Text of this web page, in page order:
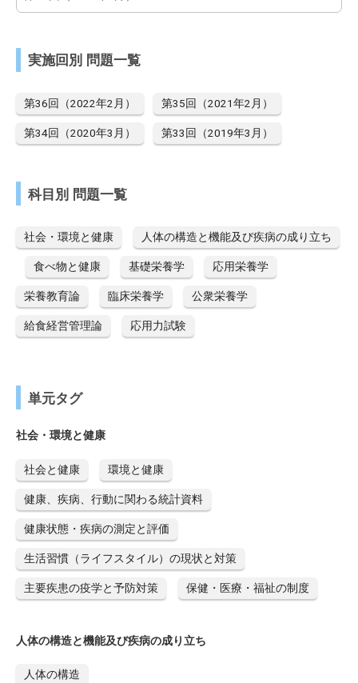
実施回別 問題一覧
第36回（2022年2月） 第35回（2021年2月）
第34回（2020年3月） 第33回（2019年3月）
科目別 問題一覧
社会・環境と健康 人体の構造と機能及び疾病の成り立ち
食べ物と健康 基礎栄養学 応用栄養学
栄養教育論 臨床栄養学 公衆栄養学
給食経営管理論 応用力試験
単元タグ
社会・環境と健康
社会と健康 環境と健康
健康、疾病、行動に関わる統計資料
健康状態・疾病の測定と評価
生活習慣（ライフスタイル）の現状と対策
主要疾患の疫学と予防対策 保健・医療・福祉の制度
人体の構造と機能及び疾病の成り立ち
人体の構造